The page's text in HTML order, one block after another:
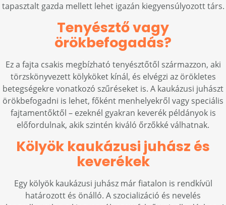
tapasztalt gazda mellett lehet igazán kiegyensúlyozott társ.
Tenyésztő vagy
örökbefogadás?
Ez a fajta csakis megbízható tenyésztőtől származzon, aki
törzskönyvezett kölyköket kínál, és elvégzi az örökletes
betegségekre vonatkozó szűréseket is. A kaukázusi juhászt
örökbefogadni is lehet, főként menhelyekről vagy speciális
fajtamentőktől – ezeknél gyakran keverék példányok is
előfordulnak, akik szintén kiváló őrzőkké válhatnak.
Kölyök kaukázusi juhász és
keverékek
Egy kölyök kaukázusi juhász már fiatalon is rendkívül
határozott és önálló. A szocializáció és nevelés